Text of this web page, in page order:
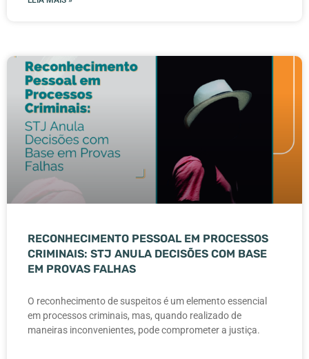
RECONHECIMENTO PESSOAL EM PROCESSOS
CRIMINAIS: STJ ANULA DECISÕES COM BASE
EM PROVAS FALHAS
O reconhecimento de suspeitos é um elemento essencial
em processos criminais, mas, quando realizado de
maneiras inconvenientes, pode comprometer a justiça.